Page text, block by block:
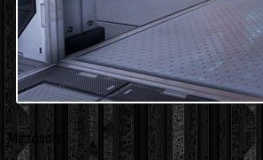
Microsoft